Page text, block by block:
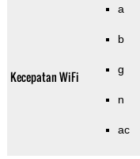
Kecepatan WiFi
a
b
g
n
ac